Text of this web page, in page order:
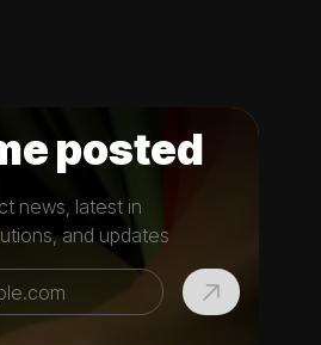
posted
news, latest in
and updates